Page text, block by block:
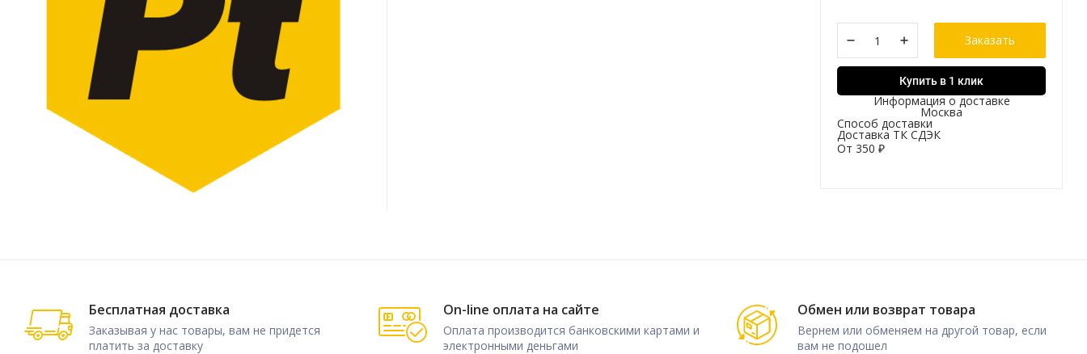
Заказать
Купить в 1 клик
Информация о доставке
Москва
Способ доставки
Доставка ТК СДЭК
От 350 ₽
Бесплатная доставка
Заказывая у нас товары, вам не придется
платить за доставку
On-line оплата на сайте
Оплата производится банковскими картами и
электронными деньгами
Обмен или возврат товара
Вернем или обменяем на другой товар, если
вам не подошел